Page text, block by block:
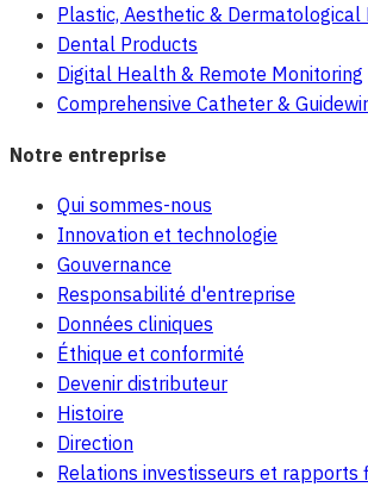
Plastic, Aesthetic & Dermatological
Dental Products
Digital Health & Remote Monitoring
Comprehensive Catheter &
Notre entreprise
Qui sommes-nous
Innovation et technologie
Gouvernance
Responsabilité d'entreprise
Données cliniques
Éthique et conformité
Devenir distributeur
Histoire
Direction
Relations investisseurs et rapports